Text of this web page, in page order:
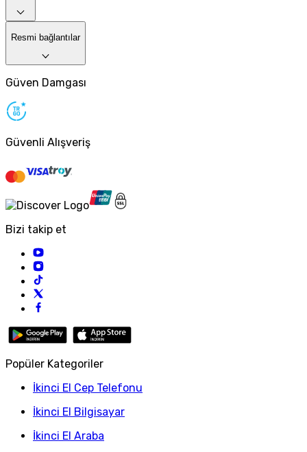
Resmi bağlantılar
Güven Damgası
Güvenli Alışveriş
Bizi takip et
Popüler Kategoriler
İkinci El Cep Telefonu
İkinci El Bilgisayar
İkinci El Araba